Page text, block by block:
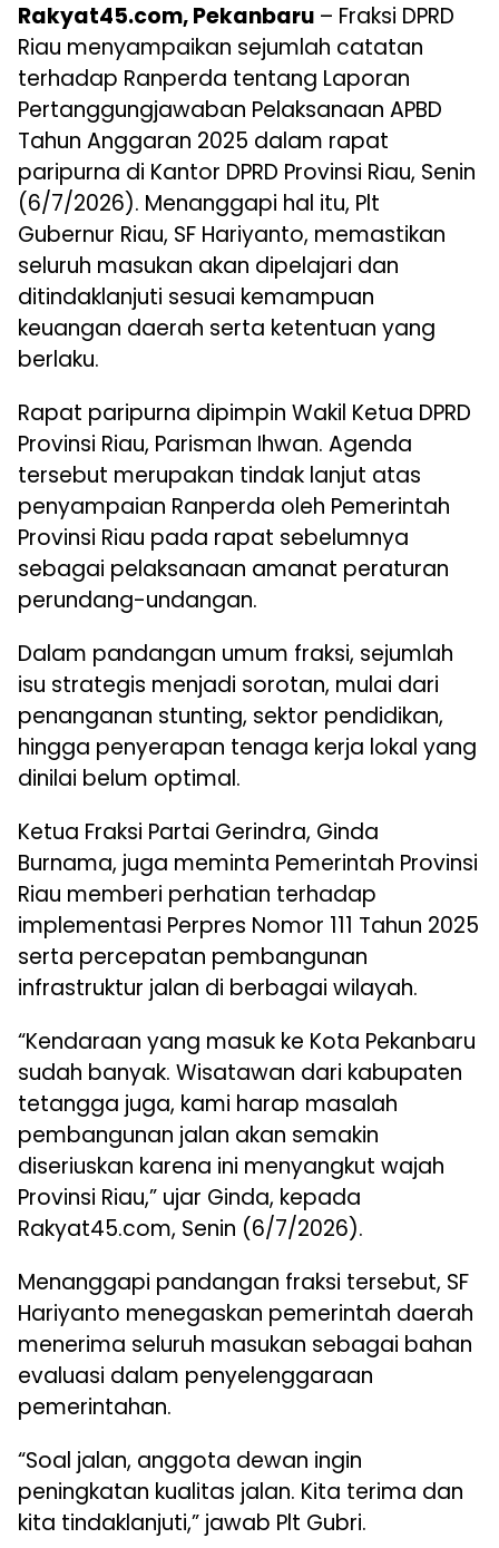
Rakyat45.com, Pekanbaru – Fraksi DPRD
Riau menyampaikan sejumlah catatan
terhadap Ranperda tentang Laporan
Pertanggungjawaban Pelaksanaan APBD
Tahun Anggaran 2025 dalam rapat
paripurna di Kantor DPRD Provinsi Riau, Senin
(6/7/2026). Menanggapi hal itu, Plt
Gubernur Riau, SF Hariyanto, memastikan
seluruh masukan akan dipelajari dan
ditindaklanjuti sesuai kemampuan
keuangan daerah serta ketentuan yang
berlaku.
Rapat paripurna dipimpin Wakil Ketua DPRD
Provinsi Riau, Parisman Ihwan. Agenda
tersebut merupakan tindak lanjut atas
penyampaian Ranperda oleh Pemerintah
Provinsi Riau pada rapat sebelumnya
sebagai pelaksanaan amanat peraturan
perundang-undangan.
Dalam pandangan umum fraksi, sejumlah
isu strategis menjadi sorotan, mulai dari
penanganan stunting, sektor pendidikan,
hingga penyerapan tenaga kerja lokal yang
dinilai belum optimal.
Ketua Fraksi Partai Gerindra, Ginda
Burnama, juga meminta Pemerintah Provinsi
Riau memberi perhatian terhadap
implementasi Perpres Nomor 111 Tahun 2025
serta percepatan pembangunan
infrastruktur jalan di berbagai wilayah.
“Kendaraan yang masuk ke Kota Pekanbaru
sudah banyak. Wisatawan dari kabupaten
tetangga juga, kami harap masalah
pembangunan jalan akan semakin
diseriuskan karena ini menyangkut wajah
Provinsi Riau,” ujar Ginda, kepada
Rakyat45.com, Senin (6/7/2026).
Menanggapi pandangan fraksi tersebut, SF
Hariyanto menegaskan pemerintah daerah
menerima seluruh masukan sebagai bahan
evaluasi dalam penyelenggaraan
pemerintahan.
“Soal jalan, anggota dewan ingin
peningkatan kualitas jalan. Kita terima dan
kita tindaklanjuti,” jawab Plt Gubri.